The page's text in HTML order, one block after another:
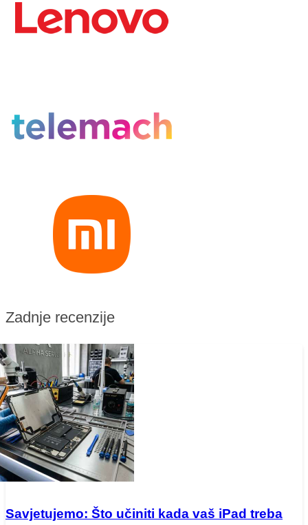
Zadnje recenzije
Savjetujemo: Što učiniti kada vaš iPad treba